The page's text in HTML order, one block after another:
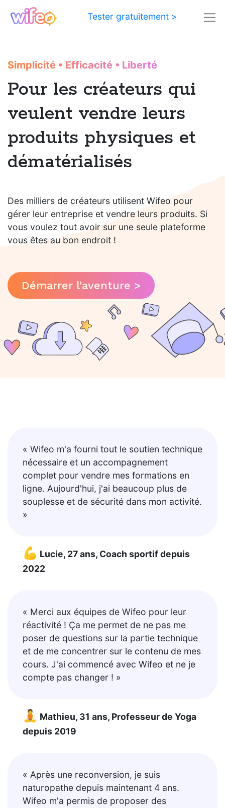
Tester gratuitement >
Simplicité • Efficacité • Liberté
Pour les créateurs qui
veulent vendre leurs
produits physiques et
dématérialisés
Des milliers de créateurs utilisent Wifeo pour
gérer leur entreprise et vendre leurs produits. Si
vous voulez tout avoir sur une seule plateforme
vous êtes au bon endroit !
Démarrer l'aventure >
« Wifeo m'a fourni tout le soutien technique
nécessaire et un accompagnement
complet pour vendre mes formations en
ligne. Aujourd'hui, j'ai beaucoup plus de
souplesse et de sécurité dans mon activité.
»
💪 Lucie, 27 ans, Coach sportif depuis
2022
« Merci aux équipes de Wifeo pour leur
réactivité ! Ça me permet de ne pas me
poser de questions sur la partie technique
et de me concentrer sur le contenu de mes
cours. J'ai commencé avec Wifeo et ne je
compte pas changer ! »
🧘 Mathieu, 31 ans, Professeur de Yoga
depuis 2019
« Après une reconversion, je suis
naturopathe depuis maintenant 4 ans.
Wifeo m'a permis de proposer des